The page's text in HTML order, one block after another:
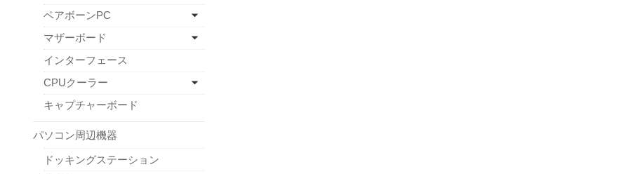
ベアボーンPC
マザーボード
インターフェース
CPUクーラー
キャプチャーボード
パソコン周辺機器
ドッキングステーション